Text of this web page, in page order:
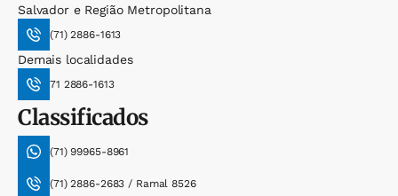
Salvador e Região Metropolitana
(71) 2886-1613
Demais localidades
71 2886-1613
Classificados
(71) 99965-8961
(71) 2886-2683 / Ramal 8526